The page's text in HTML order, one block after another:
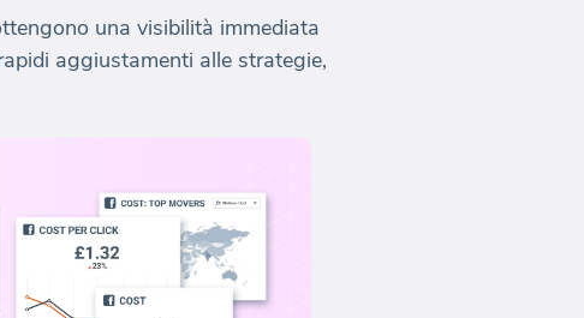
una visibilità immediata
aggiustamenti alle strategie,